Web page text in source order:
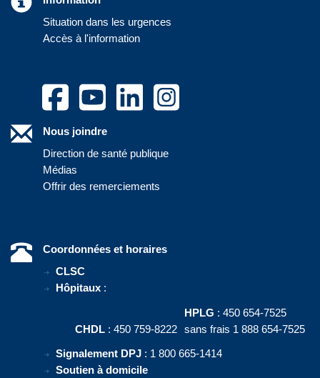
Situation dans les urgences
Accès à l'information
Nous joindre
Direction de santé publique
Médias
Offrir des remerciements
Coordonnées et horaires
CLSC
Hôpitaux :
CHDL : 450 759-8222
HPLG : 450 654-7525
sans frais 1 888 654-7525
Signalement DPJ : 1 800 665-1414
Soutien à domicile